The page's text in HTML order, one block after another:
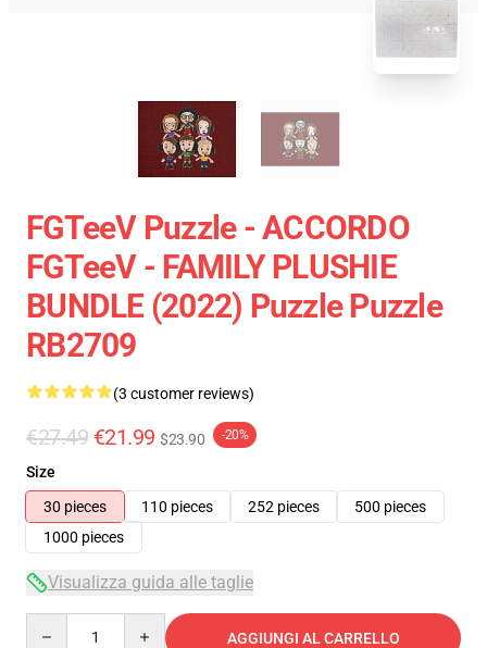
FGTeeV Puzzle - ACCORDO
FGTeeV - FAMILY PLUSHIE
BUNDLE (2022) Puzzle Puzzle
RB2709
(3 customer reviews)
€27.49 €21.99 $23.90 -20%
Size
30 pieces
110 pieces 252 pieces
500 pieces
1000 pieces
Visualizza guida alle taglie
AGGIUNGI AL CARRELLO